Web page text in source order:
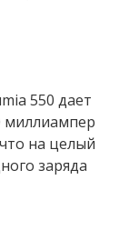
550 дает
миллиампер
на целый
заряда